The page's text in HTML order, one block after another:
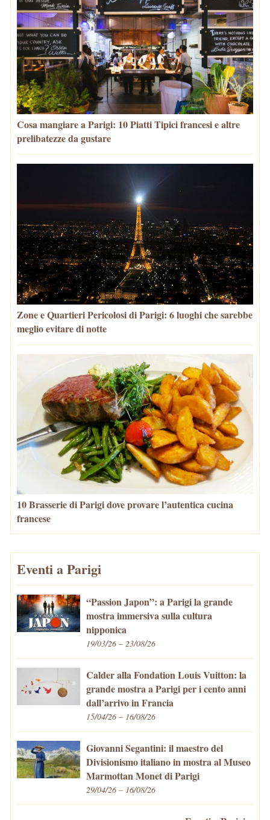
Cosa mangiare a Parigi: 10 Piatti Tipici francesi e altre
prelibatezze da gustare
Zone e Quartieri Pericolosi di Parigi: 6 luoghi che sarebbe
meglio evitare di notte
10 Brasserie di Parigi dove provare l’autentica cucina
francese
Eventi a Parigi
“Passion Japon”: a Parigi la grande
mostra immersiva sulla cultura
nipponica
19/03/26 – 23/08/26
Calder alla Fondation Louis Vuitton: la
grande mostra a Parigi per i cento anni
dall’arrivo in Francia
15/04/26 – 16/08/26
Giovanni Segantini: il maestro del
Divisionismo italiano in mostra al Museo
Marmottan Monet di Parigi
29/04/26 – 16/08/26